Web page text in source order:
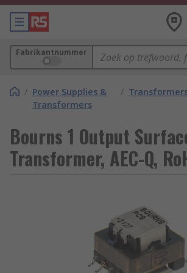
Fabrikantnummer
/ Power Supplies &
Transformers
/
Bourns 1 Output
Transformer, AEC-Q,